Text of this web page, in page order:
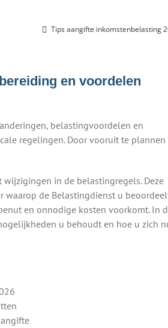
Tips aangifte inkomstenbelasting
en voordelen
belastingvoordelen en
regelingen. Door vooruit te plannen
in de belastingregels. Deze
de Belastingdienst u
en onnodige kosten voorkomt. In
u behoudt en hoe u zich